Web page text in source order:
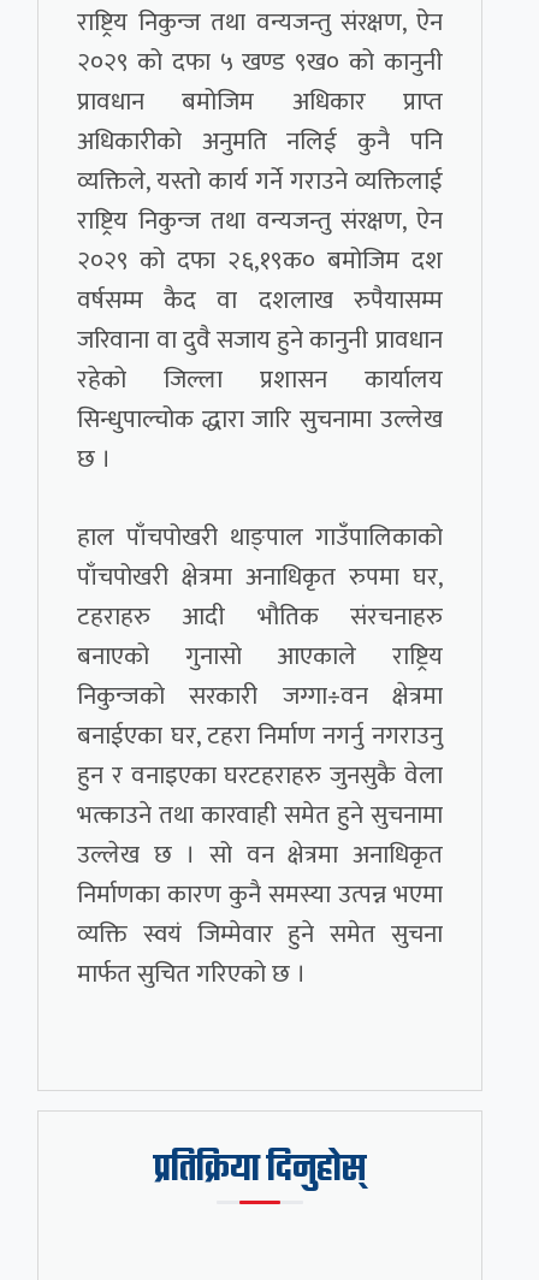
राष्ट्रिय निकुन्ज तथा वन्यजन्तु संरक्षण, ऐन
२०२९ को दफा ५ खण्ड ९ख० को कानुनी
प्रावधान बमोजिम अधिकार प्राप्त
अधिकारीको अनुमति नलिई कुनै पनि
व्यक्तिले, यस्तो कार्य गर्ने गराउने व्यक्तिलाई
राष्ट्रिय निकुन्ज तथा वन्यजन्तु संरक्षण, ऐन
२०२९ को दफा २६,१९क० बमोजिम दश
वर्षसम्म कैद वा दशलाख रुपैयासम्म
जरिवाना वा दुवै सजाय हुने कानुनी प्रावधान
रहेको जिल्ला प्रशासन कार्यालय
सिन्धुपाल्चोक द्धारा जारि सुचनामा उल्लेख
छ ।
हाल पाँचपोखरी थाङ्पाल गाउँपालिकाको
पाँचपोखरी क्षेत्रमा अनाधिकृत रुपमा घर,
टहराहरु आदी भौतिक संरचनाहरु
बनाएको गुनासो आएकाले राष्ट्रिय
निकुन्जको सरकारी जग्गा÷वन क्षेत्रमा
बनाईएका घर, टहरा निर्माण नगर्नु नगराउनु
हुन र वनाइएका घरटहराहरु जुनसुकै वेला
भत्काउने तथा कारवाही समेत हुने सुचनामा
उल्लेख छ । सो वन क्षेत्रमा अनाधिकृत
निर्माणका कारण कुनै समस्या उत्पन्न भएमा
व्यक्ति स्वयं जिम्मेवार हुने समेत सुचना
मार्फत सुचित गरिएको छ ।
प्रतिक्रिया दिनुहोस्